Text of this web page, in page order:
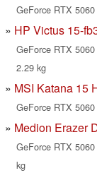
GeForce RTX
HP Victus 15-
GeForce RTX
2.29 kg
MSI Katana 15
GeForce RTX
Medion Erazer
GeForce RTX
kg